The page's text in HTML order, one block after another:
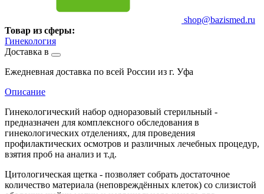
shop@bazismed.ru
Товар из сферы:
Гинекология
Доставка в
Ежедневная доставка по всей России из г. Уфа
Описание
Гинекологический набор одноразовый стерильный -
предназначен для комплексного обследования в
гинекологических отделениях, для проведения
профилактических осмотров и различных лечебных процедур,
взятия проб на анализ и т.д.
Цитологическая щетка - позволяет собрать достаточное
количество материала (неповреждённых клеток) со слизистой